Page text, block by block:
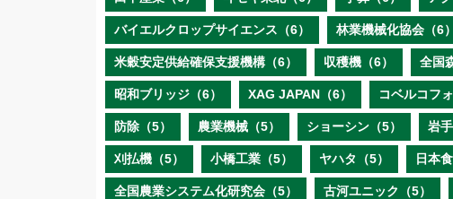
バイエルクロップサイエンス（6） 林業機械化協会（6）
米穀安定供給確保支援機構（6） 収穫機（6） 全国
昭和ブリッジ（6） XAG JAPAN（6） コベルコフ
防除（5） 農業機械（5） ショーシン（5） 岩
刈払機（5） 小橋工業（5） ヤハタ（5） 日本
全国農業システム化研究会（5） 古河ユニック（5）